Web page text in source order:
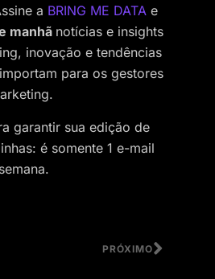
a BRING ME DATAe
manhã notícias e insights
inovação e tendências
para os gestores
garantir sua edição de
é somente 1 e-mail
PRÓXIMO